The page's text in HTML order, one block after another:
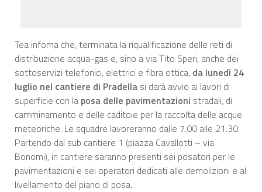
Tea infoma che, terminata la riqualificazione delle reti di
distribuzione acqua-gas e, sino a via Tito Speri, anche dei
sottoservizi telefonici, elettrici e fibra ottica, da lunedì 24
luglio nel cantiere di Pradella si darà avvio ai lavori di
superficie con la posa delle pavimentazioni stradali, di
camminamento e delle caditoie per la raccolta delle acque
meteoriche. Le squadre lavoreranno dalle 7.00 alle 21.30.
Partendo dal sub cantiere 1 (piazza Cavallotti – via
Bonomi), in cantiere saranno presenti sei posatori per le
pavimentazioni e sei operatori dedicati alle demolizioni e al
livellamento del piano di posa.